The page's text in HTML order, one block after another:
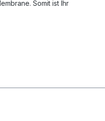
Somit ist Ihr